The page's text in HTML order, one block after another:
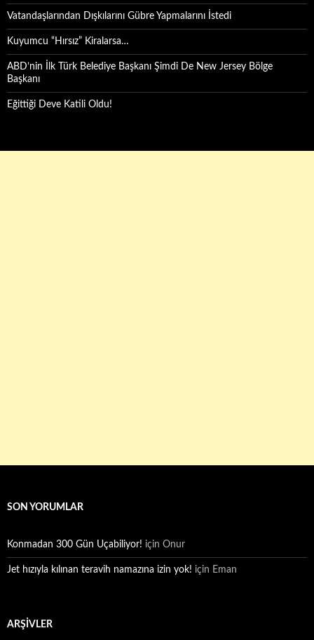
Vatandaşlarından Dışkılarını Gübre Yapmalarını İstedi
Kuyumcu “Hırsız” Kiralarsa…
ABD’nin İlk Türk Belediye Başkanı Şimdi De New Jersey Bölge
Başkanı
Eğittiği Deve Katili Oldu!
SON YORUMLAR
Konmadan 300 Gün Uçabiliyor! için Onur
Jet hızıyla kılınan teravih namazına izin yok! için Eman
ARŞIVLER